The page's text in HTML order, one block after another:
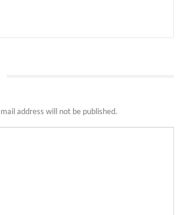
address will not be published.